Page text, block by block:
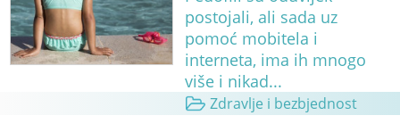
postojali, ali sada uz
pomoć mobitela i
interneta, ima ih mnogo
više i nikad...
Zdravlje i bezbjednost